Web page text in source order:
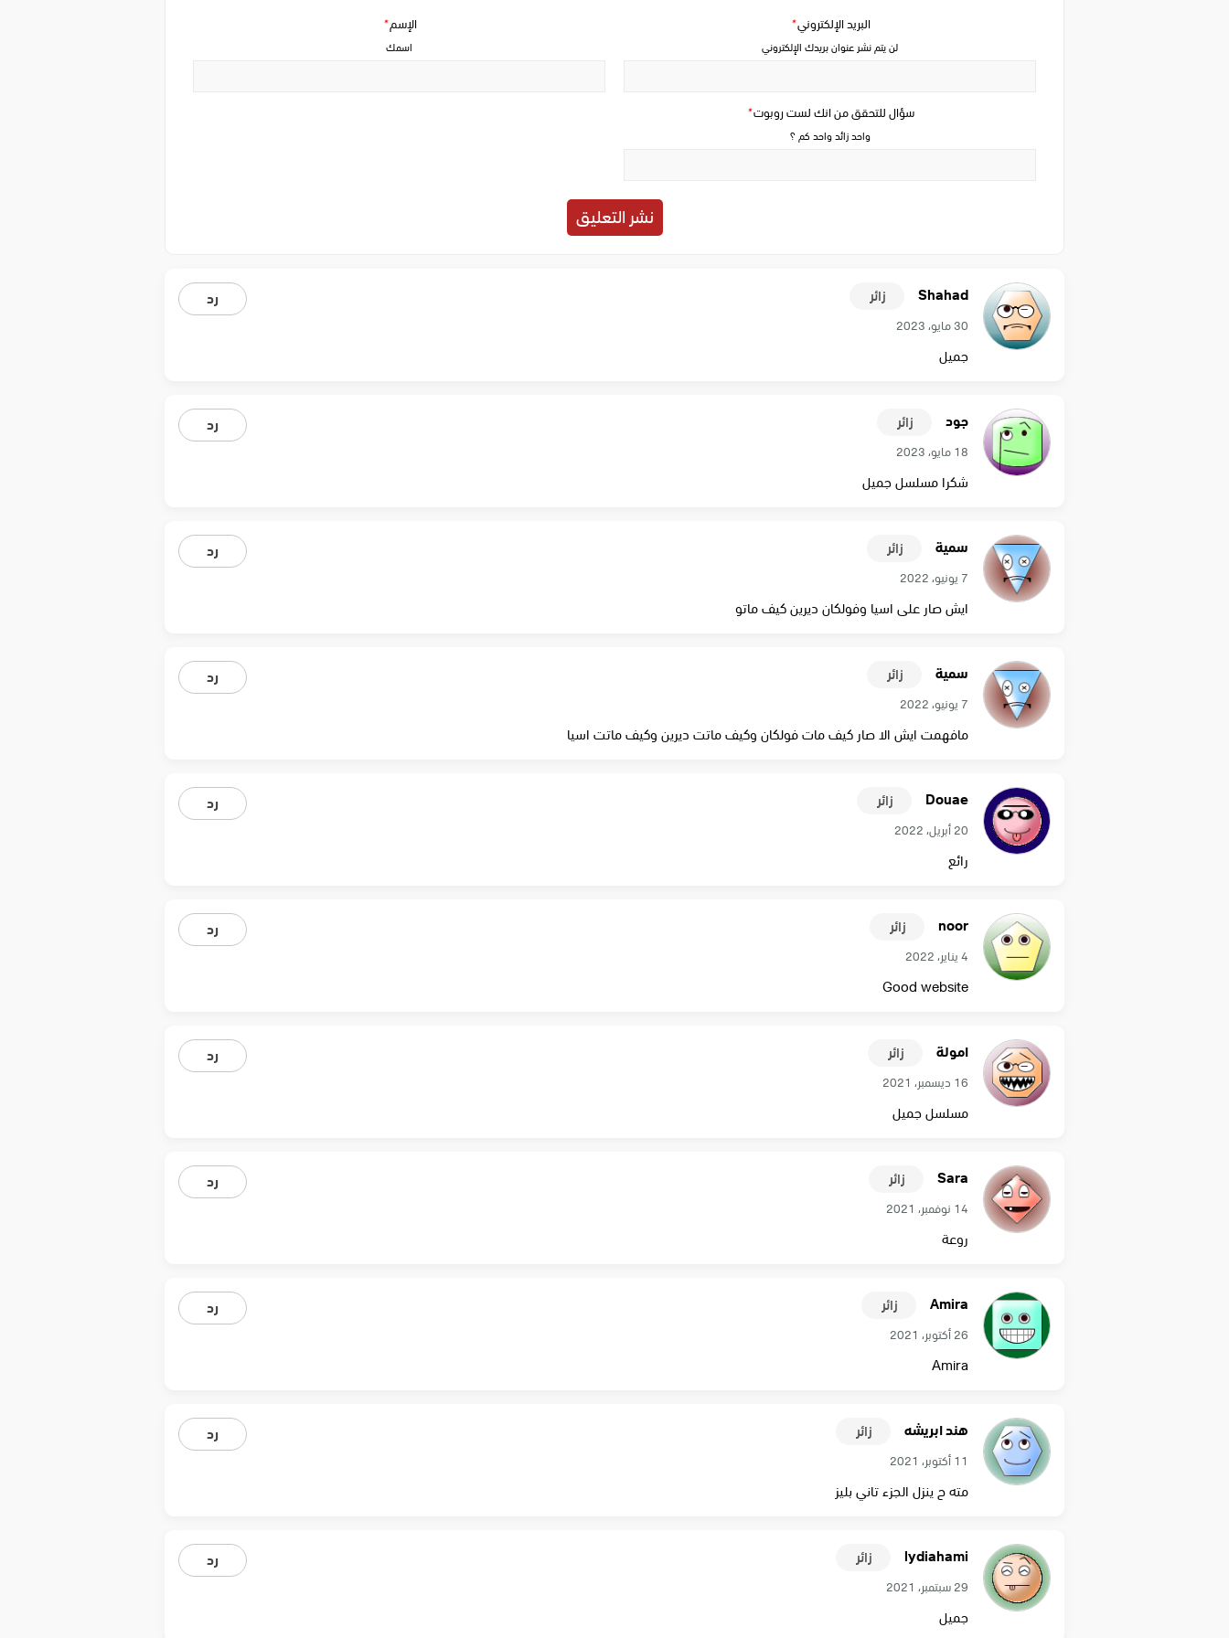
سؤال للتحقق من انك لست روبوت*
واحد زائد واحد كم ؟
الإسم*
اسمك
البريد الإلكتروني*
لن يتم نشر عنوان بريدك الإلكتروني
Shahad زائر رد
30 مايو، 2023
جميل
جود زائر رد
18 مايو، 2023
شكرا مسلسل جميل
سمية زائر رد
7 يونيو، 2022
ايش صار على اسيا وفولكان ديرين كيف ماتو
سمية زائر رد
7 يونيو، 2022
مافهمت ايش الا صار كيف مات فولكان وكيف ماتت ديرين وكيف ماتت اسيا
Douae زائر رد
20 أبريل، 2022
رائع
noor زائر رد
4 يناير، 2022
Good website
امولة زائر رد
16 ديسمبر، 2021
مسلسل جميل
Sara زائر رد
14 نوفمبر، 2021
روعة
Amira زائر رد
26 أكتوبر، 2021
Amira
هند ابريشه زائر رد
11 أكتوبر، 2021
مته ح ينزل الجزء تاني بليز
lydiahami زائر رد
29 سبتمبر، 2021
جميل